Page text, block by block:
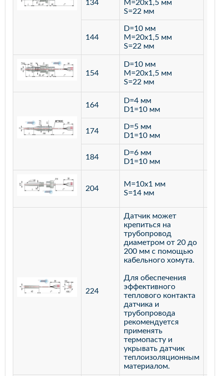
134
M=20х1,5 мм
S=22 мм
144
D=10 мм
M=20х1,5 мм
S=22 мм
154
D=10 мм
M=20х1,5 мм
S=22 мм
164
D=4 мм
D1=10 мм
174
D=5 мм
D1=10 мм
184
D=6 мм
D1=10 мм
204
M=10х1 мм
S=14 мм
224
Датчик может
крепиться на
трубопровод
диаметром от 20 до
200 мм с помощью
кабельного хомута.
Для обеспечения
эффективного
теплового контакта
датчика и
трубопровода
рекомендуется
применять
термопасту и
укрывать датчик
теплоизоляционным
материалом.